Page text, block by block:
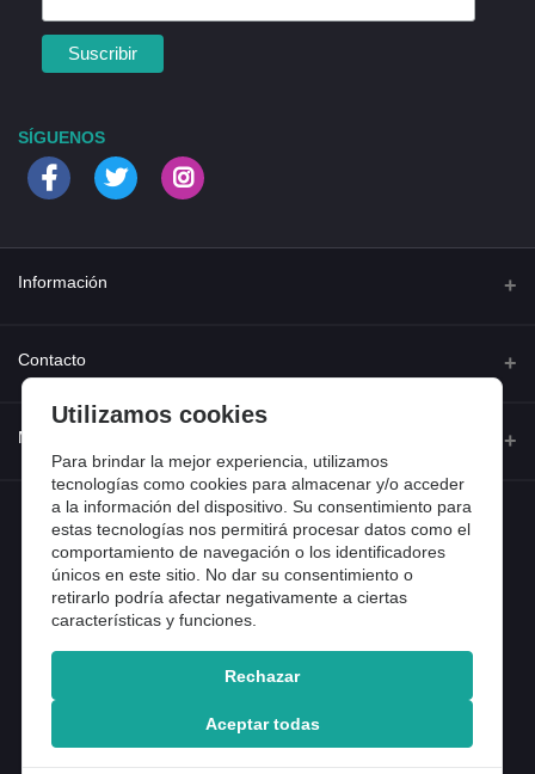
SÍGUENOS
Información
Quienes somos
Preguntas frecuentes
Entradas de blog
Contacto
Calle Ferraz 42, Madrid
Teléfono
918 13 81 81
Email
info@tiendental.com
Mi cuenta
Iniciar sesión
Historial de pedidos
Mi lista de compra
Copyright 2025 © TienDental productos dentales, S.L..
Utilizamos cookies
Para brindar la mejor experiencia, utilizamos
tecnologías como cookies para almacenar y/o acceder
a la información del dispositivo. Su consentimiento para
estas tecnologías nos permitirá procesar datos como el
comportamiento de navegación o los identificadores
únicos en este sitio. No dar su consentimiento o
retirarlo podría afectar negativamente a ciertas
características y funciones.
Rechazar
Aceptar todas